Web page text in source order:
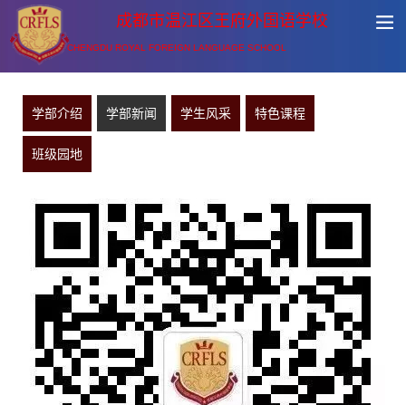
成都市温江区王府外国语学校
CHENGDU ROYAL FOREIGN LANGUAGE SCHOOL
学部介绍 学部新闻 学生风采 特色课程
班级园地